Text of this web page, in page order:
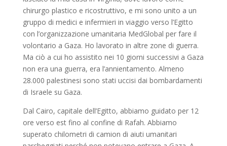
chirurgo plastico e ricostruttivo, e mi sono unito a un
gruppo di medici e infermieri in viaggio verso l’Egitto
con l’organizzazione umanitaria MedGlobal per fare il
volontario a Gaza. Ho lavorato in altre zone di guerra.
Ma ciò a cui ho assistito nei 10 giorni successivi a Gaza
non era una guerra, era l’annientamento. Almeno
28.000 palestinesi sono stati uccisi dai bombardamenti
di Israele su Gaza.
Dal Cairo, capitale dell’Egitto, abbiamo guidato per 12
ore verso est fino al confine di Rafah. Abbiamo
superato chilometri di camion di aiuti umanitari